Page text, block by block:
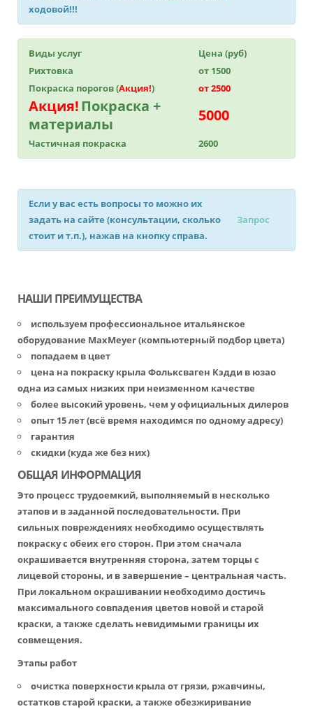
ходовой!!!
Виды услуг
Цена (руб)
Рихтовка
от 1500
Покраска порогов (Акция!) от 2500
Акция!Покраска +
материалы
5000
Частичная покраска 2600
Если у вас есть вопросы то можно их
задать на сайте (консультации, сколько
стоит и т.п.), нажав на кнопку справа.
Запрос
НАШИ ПРЕИМУЩЕСТВА
используем профессиональное итальянское
оборудование MaxMeyer (компьютерный подбор цвета)
попадаем в цвет
цена на покраску крыла Фольксваген Кэдди в юзао
одна из самых низких при неизменном качестве
более высокий уровень, чем у официальных дилеров
опыт 15 лет (всё время находимся по одному адресу)
гарантия
скидки (куда же без них)
ОБЩАЯ ИНФОРМАЦИЯ
Это процесс трудоемкий, выполняемый в несколько
этапов и в заданной последовательности. При
сильных повреждениях необходимо осуществлять
покраску с обеих его сторон. При этом сначала
окрашивается внутренняя сторона, затем торцы с
лицевой стороны, и в завершение – центральная часть.
При локальном окрашивании необходимо достичь
максимального совпадения цветов новой и старой
краски, а также сделать невидимыми границы их
совмещения.
Этапы работ
очистка поверхности крыла от грязи, ржавчины,
остатков старой краски, а также обезжиривание